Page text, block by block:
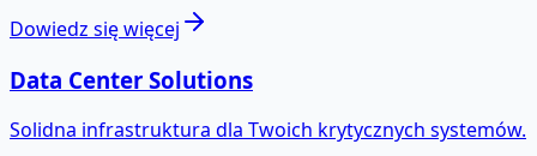
Dowiedz się więcej
Data Center Solutions
Solidna infrastruktura dla Twoich krytycznych systemów.